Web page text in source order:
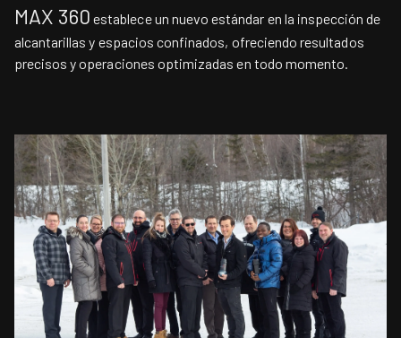
MAX 360 establece un nuevo estándar en la inspección de
alcantarillas y espacios confinados, ofreciendo resultados
precisos y operaciones optimizadas en todo momento.